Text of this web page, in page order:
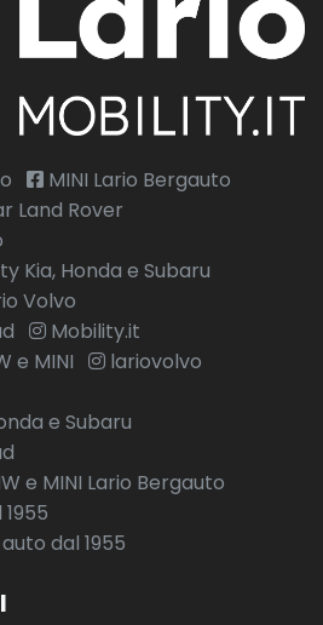
MINI Lario Bergauto
Land Rover
Kia, Honda e Subaru
Volvo
Mobility.it
e MINI
lariovolvo
e Subaru
e MINI Lario Bergauto
dal 1955